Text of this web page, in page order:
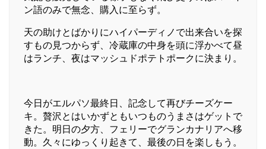
ン語のみで無念、購入に至らず。
天の助けとばかりにハイパーディノで出来合いを探
すもの見つからず、冷蔵庫の中身を頭に浮かべて昼
はランチ、夜はマッシュドポテトポークに決まり。
今日がエルパソ最終日、記念して再びチーズケー
キ。贅沢とはいかずともいつものうまさはゲットで
きた。明日の夕方、フェリーでグランカナリアへ移
動。久々にゆっくり起きて、最後の日を楽しもう。